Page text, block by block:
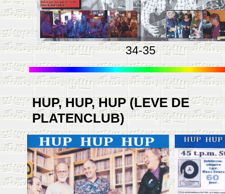
34-35
HUP, HUP, HUP (LEVE DE
PLATENCLUB)